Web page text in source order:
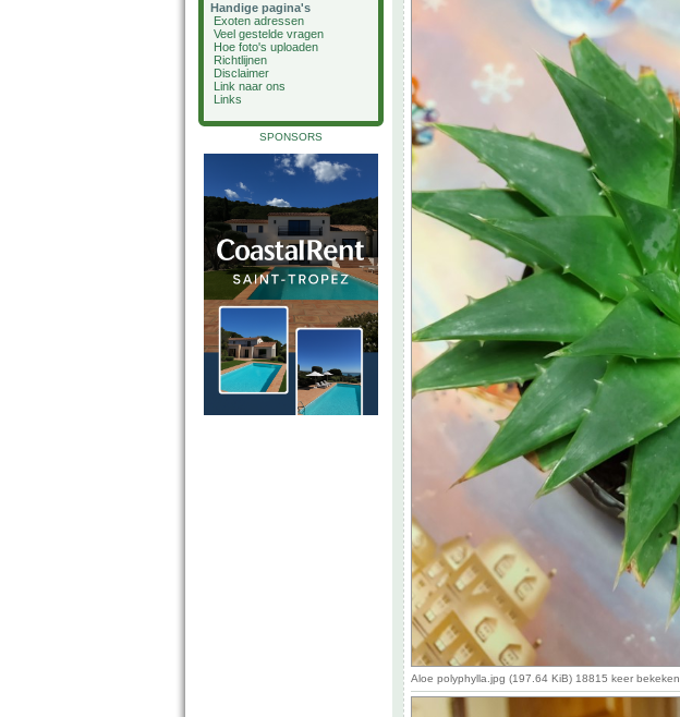
Handige pagina's
Exoten adressen
Veel gestelde vragen
Hoe foto's uploaden
Richtlijnen
Disclaimer
Link naar ons
Links
SPONSORS
Aloe polyphylla.jpg (197.64 KiB) 18815 keer bekeken